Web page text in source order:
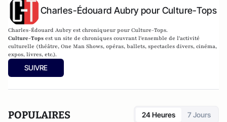
Charles-Édouard Aubry pour Culture-Tops
Charles-Édouard Aubry est chroniqueur pour Culture-Tops.
Culture-Tops est un site de chroniques couvrant l'ensemble de l'activité
culturelle (théâtre, One Man Shows, opéras, ballets, spectacles divers, cinéma,
expos, livres, etc.).
SUIVRE
POPULAIRES 24 Heures 7 Jours